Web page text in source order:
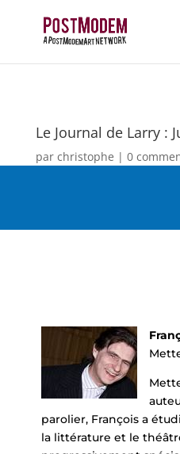
Le Journal de Larry :
par christophe 0
parolier, François a
la littérature et le